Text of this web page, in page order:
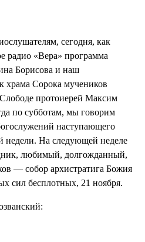
сегодня, как
радио «Вера» программа
Борисова и наш
храма Сорока мучеников
протоиерей Максим
по субботам, мы говорим
наступающего
недели. На следующей неделе
любимый, долгожданный,
— собор архистратига Божия
сил бесплотных, 21 ноября.